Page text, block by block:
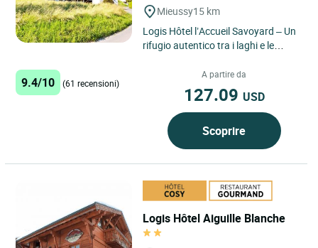
Mieussy15 km
Logis Hôtel l’Accueil Savoyard – Un
rifugio autentico tra i laghi e le
9.4/10 (61 recensioni)
A partire da
127.09 USD
Scoprire
Logis Hôtel Aiguille Blanche